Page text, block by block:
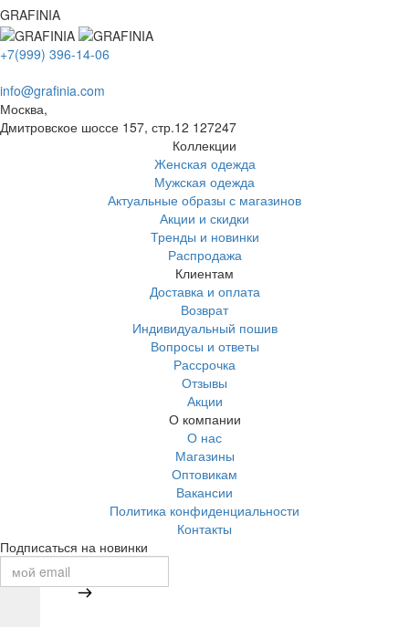
GRAFINIA
+7(999) 396-14-06
info@grafinia.com
Москва,
Дмитровское шоссе 157, стр.12 127247
Коллекции
Женская одежда
Мужская одежда
Актуальные образы с магазинов
Акции и скидки
Тренды и новинки
Распродажа
Клиентам
Доставка и оплата
Возврат
Индивидуальный пошив
Вопросы и ответы
Рассрочка
Отзывы
Акции
О компании
О нас
Магазины
Оптовикам
Вакансии
Политика конфиденциальности
Контакты
Подписаться на новинки